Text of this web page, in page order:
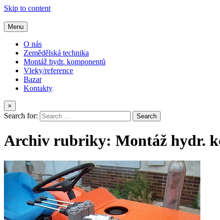
Skip to content
www.zamecnictvistrycek.cz
zemědělská technika
Menu
O nás
Zemědělská technika
Montáž hydr. komponentů
Vleky/reference
Bazar
Kontakty
×
Search for:
Archiv rubriky: Montáž hydr.